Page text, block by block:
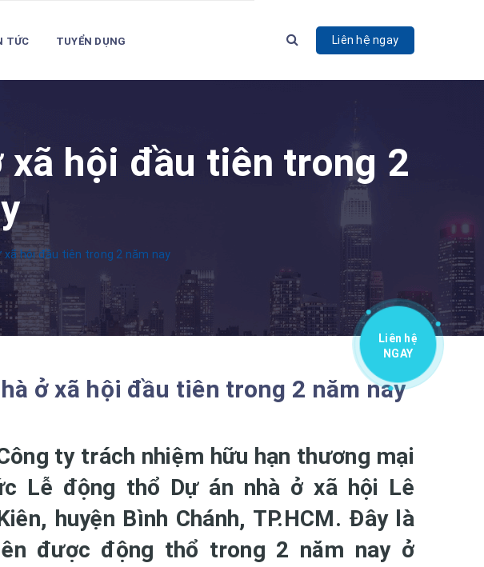
TỨC TUYỂN DỤNG Liên hệ ngay
xã hội đầu tiên trong 2
xã hội đầu tiên trong 2 năm nay
ở xã hội đầu tiên trong 2 năm nay
ty trách nhiệm hữu hạn thương mại
Lễ động thổ Dự án nhà ở xã hội Lê
huyện Bình Chánh, TP.HCM. Đây là
được động thổ trong 2 năm nay ở
Liên hệ
NGAY